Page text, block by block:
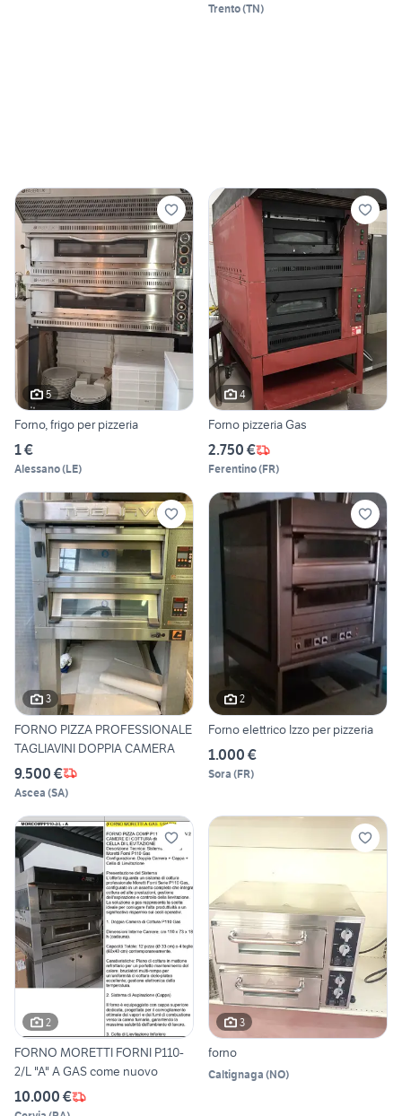
Trento(TN)
5
Forno, frigo per pizzeria
1 €
Alessano(LE)
4
Forno pizzeria Gas
2.750 €
Ferentino(FR)
3
FORNO PIZZA PROFESSIONALE
TAGLIAVINI DOPPIA CAMERA
9.500 €
Ascea (SA)
2
Forno elettrico Izzo per pizzeria
1.000 €
Sora (FR)
2
FORNO MORETTI FORNI P110-
2/L "A" A GAS come nuovo
10.000 €
3
forno
Caltignaga (NO)